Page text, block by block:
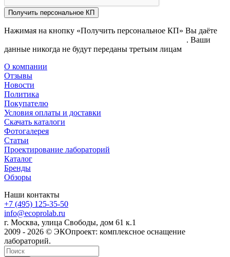
Получить персональное КП
Нажимая на кнопку «Получить персональное КП» Вы даёте
. Ваши
данные никогда не будут переданы третьим лицам
О компании
Отзывы
Новости
Политика
Покупателю
Условия оплаты и доставки
Скачать каталоги
Фотогалерея
Статьи
Проектирование лабораторий
Каталог
Бренды
Обзоры
Наши контакты
+7 (495) 125-35-50
info@ecoprolab.ru
г. Москва, улица Свободы, дом 61 к.1
2009 - 2026 © ЭКОпроект: комплексное оснащение
лабораторий.